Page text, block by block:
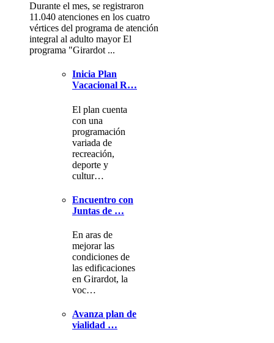
Durante el mes, se registraron
11.040 atenciones en los cuatro
vértices del programa de atención
integral al adulto mayor El
programa "Girardot ...
Inicia Plan
Vacacional R…
El plan cuenta
con una
programación
variada de
recreación,
deporte y
cultur…
Encuentro con
Juntas de …
En aras de
mejorar las
condiciones de
las edificaciones
en Girardot, la
voc…
Avanza plan de
vialidad …